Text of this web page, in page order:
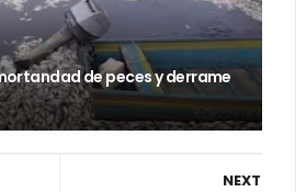
de peces y derrame
NEXT